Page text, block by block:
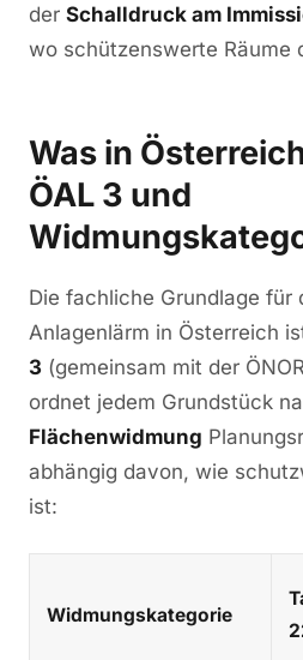
der Schalldruck am
wo schützenswerte Räume
Was in
ÖAL 3 und
Die fachliche Grundlage für
Anlagenlärm in Österreich
3 (gemeinsam mit der
ordnet jedem Grundstück
Flächenwidmung
abhängig davon, wie
ist:
Widmungskategorie